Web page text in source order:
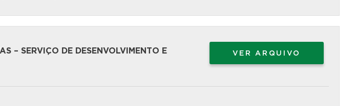
– SERVIÇO DE DESENVOLVIMENTO E
VER ARQUIVO